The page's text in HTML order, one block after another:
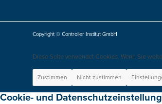
Copyright © Controller Institut GmbH
Diese Seite verwendet Cookies. Wenn Sie
Zustimmen Nicht zustimmen
Cookie- und